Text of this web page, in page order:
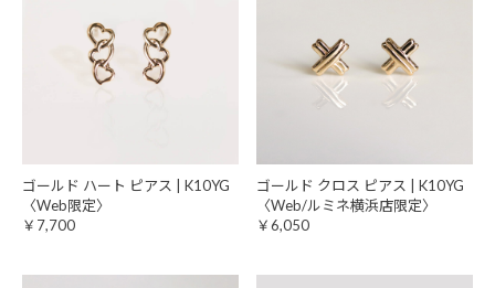
ゴールド ハート ピアス | K10YG
〈Web限定〉
￥7,700
ゴールド クロス ピアス | K10YG
〈Web/ルミネ横浜店限定〉
￥6,050